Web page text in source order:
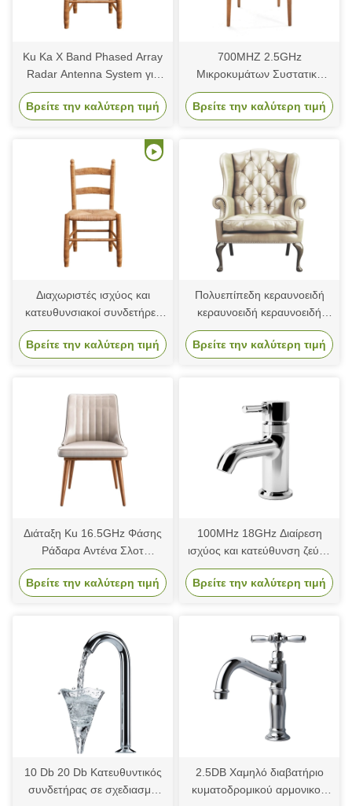
Ku Ka X Band Phased Array
Radar Antenna System για
αυτοκινητοβιομηχανικό
ψηφιακό δέκτη ραντάρ 4×4
Βρείτε την καλύτερη τιμή
700MHZ 2.5GHz
Μικροκυμάτων Συστατικά
Οδηγός κύματος Αρμονικό
Μέσο κύμα Φίλτρο ζώνης 3db
Βρείτε την καλύτερη τιμή
Διαχωριστές ισχύος και
κατευθυνσιακοί συνδετήρες
κυματοδηγού υψηλής ισχύος
αρμονικό φίλτρο κυμάτων
Βρείτε την καλύτερη τιμή
Πολυεπίπεδη κεραυνοειδή
κεραυνοειδή κεραυνοειδή
κεραυνοειδή κεραυνοειδή
κεραυνοειδή κεραυνοειδή
Βρείτε την καλύτερη τιμή
Διάταξη Ku 16.5GHz Φάσης
Ράδαρα Αντένα Σλοτ
Πολυεπίπεδο
Βρείτε την καλύτερη τιμή
100MHz 18GHz Διαίρεση
ισχύος και κατεύθυνση ζεύγη
κυματοδηγού υψηλής ισχύος
αρμονικό φίλτρο κύματος
Βρείτε την καλύτερη τιμή
10 Db 20 Db Κατευθυντικός
συνδετήρας σε σχεδιασμό
2.5DB Χαμηλό διαβατήριο
κυματοδρομικού αρμονικού